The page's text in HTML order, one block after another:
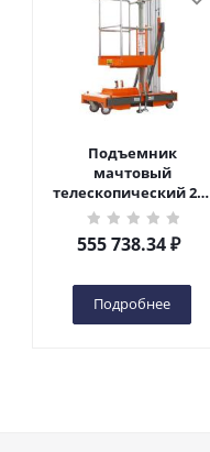
Подъемник
мачтовый
телескопический 200
кг 6 м TOR GTWY6-200S
DC 2-мачтовый
(автономный) (G) в
555 738.34₽
Подробнее